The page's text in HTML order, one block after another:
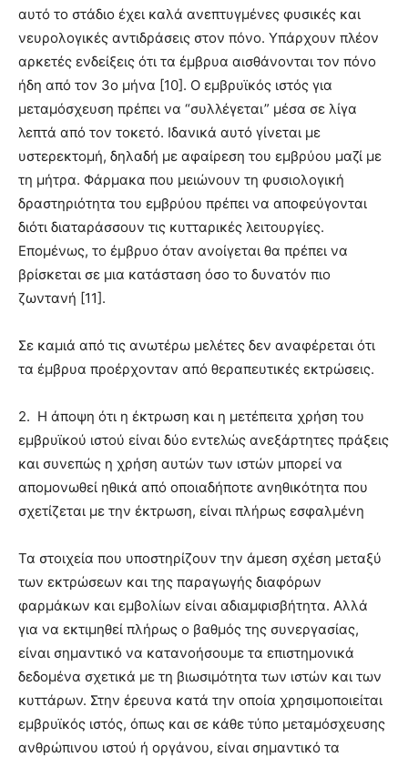
αυτό το στάδιο έχει καλά ανεπτυγμένες φυσικές και
νευρολογικές αντιδράσεις στον πόνο. Υπάρχουν πλέον
αρκετές ενδείξεις ότι τα έμβρυα αισθάνονται τον πόνο
ήδη από τον 3ο μήνα [10]. Ο εμβρυϊκός ιστός για
μεταμόσχευση πρέπει να “συλλέγεται” μέσα σε λίγα
λεπτά από τον τοκετό. Ιδανικά αυτό γίνεται με
υστερεκτομή, δηλαδή με αφαίρεση του εμβρύου μαζί με
τη μήτρα. Φάρμακα που μειώνουν τη φυσιολογική
δραστηριότητα του εμβρύου πρέπει να αποφεύγονται
διότι διαταράσσουν τις κυτταρικές λειτουργίες.
Επομένως, το έμβρυο όταν ανοίγεται θα πρέπει να
βρίσκεται σε μια κατάσταση όσο το δυνατόν πιο
ζωντανή [11].
Σε καμιά από τις ανωτέρω μελέτες δεν αναφέρεται ότι
τα έμβρυα προέρχονταν από θεραπευτικές εκτρώσεις.
2. Η άποψη ότι η έκτρωση και η μετέπειτα χρήση του
εμβρυϊκού ιστού είναι δύο εντελώς ανεξάρτητες πράξεις
και συνεπώς η χρήση αυτών των ιστών μπορεί να
απομονωθεί ηθικά από οποιαδήποτε ανηθικότητα που
σχετίζεται με την έκτρωση, είναι πλήρως εσφαλμένη
Τα στοιχεία που υποστηρίζουν την άμεση σχέση μεταξύ
των εκτρώσεων και της παραγωγής διαφόρων
φαρμάκων και εμβολίων είναι αδιαμφισβήτητα. Αλλά
για να εκτιμηθεί πλήρως ο βαθμός της συνεργασίας,
είναι σημαντικό να κατανοήσουμε τα επιστημονικά
δεδομένα σχετικά με τη βιωσιμότητα των ιστών και των
κυττάρων. Στην έρευνα κατά την οποία χρησιμοποιείται
εμβρυϊκός ιστός, όπως και σε κάθε τύπο μεταμόσχευσης
ανθρώπινου ιστού ή οργάνου, είναι σημαντικό τα